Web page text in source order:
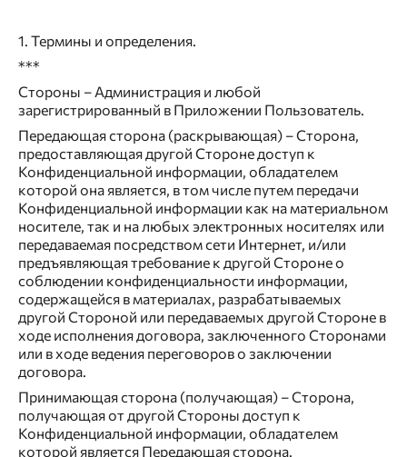
1. Термины и определения.
***
Стороны – Администрация и любой
зарегистрированный в Приложении Пользователь.
Передающая сторона (раскрывающая) – Сторона,
предоставляющая другой Стороне доступ к
Конфиденциальной информации, обладателем
которой она является, в том числе путем передачи
Конфиденциальной информации как на материальном
носителе, так и на любых электронных носителях или
передаваемая посредством сети Интернет, и/или
предъявляющая требование к другой Стороне о
соблюдении конфиденциальности информации,
содержащейся в материалах, разрабатываемых
другой Стороной или передаваемых другой Стороне в
ходе исполнения договора, заключенного Сторонами
или в ходе ведения переговоров о заключении
договора.
Принимающая сторона (получающая) – Сторона,
получающая от другой Стороны доступ к
Конфиденциальной информации, обладателем
которой является Передающая сторона.